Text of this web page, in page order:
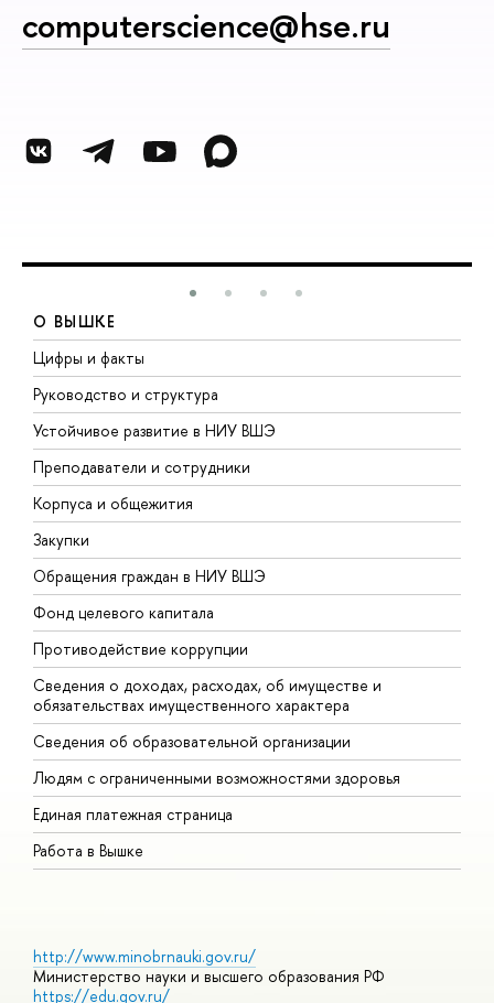
computerscience@hse.ru
О ВЫШКЕ
Цифры и факты
Руководство и структура
Устойчивое развитие в НИУ ВШЭ
Преподаватели и сотрудники
Корпуса и общежития
Закупки
Обращения граждан в НИУ ВШЭ
Фонд целевого капитала
Противодействие коррупции
Сведения о доходах, расходах, об имуществе и
обязательствах имущественного характера
Сведения об образовательной организации
Людям с ограниченными возможностями здоровья
Единая платежная страница
Работа в Вышке
http://www.minobrnauki.gov.ru/
Министерство науки и высшего образования РФ
https://edu.gov.ru/